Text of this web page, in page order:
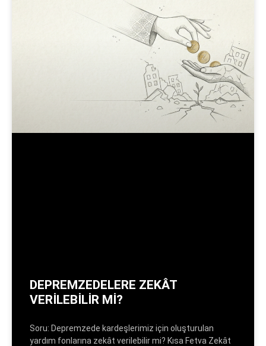
DEPREMZEDELERE ZEKÂT
VERİLEBİLİR Mİ?
Soru: Depremzede kardeşlerimiz için oluşturulan
yardım fonlarına zekât verilebilir mi? Kısa Fetva Zekât